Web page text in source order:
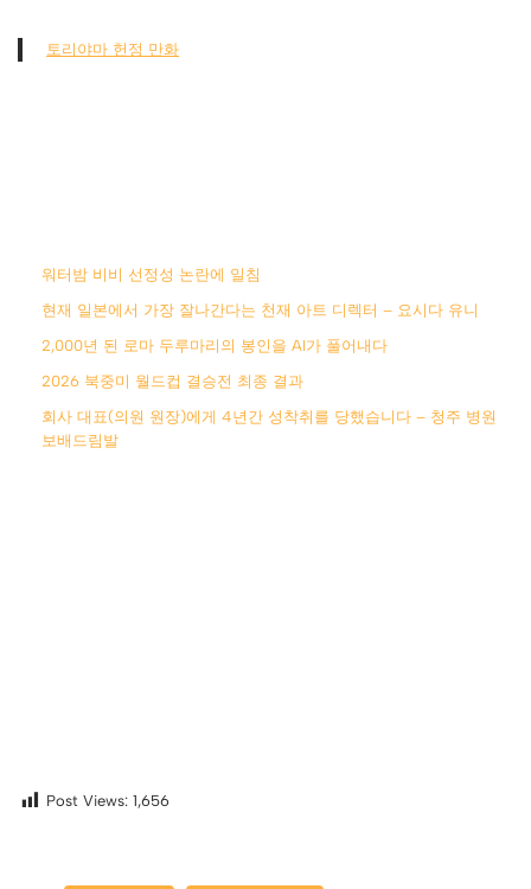
토리야마 헌정 만화
워터밤 비비 선정성 논란에 일침
현재 일본에서 가장 잘나간다는 천재 아트 디렉터 – 요시다 유니
2,000년 된 로마 두루마리의 봉인을 AI가 풀어내다
2026 북중미 월드컵 결승전 최종 결과
회사 대표(의원 원장)에게 4년간 성착취를 당했습니다 – 청주 병원
보배드림발
Post Views: 1,656